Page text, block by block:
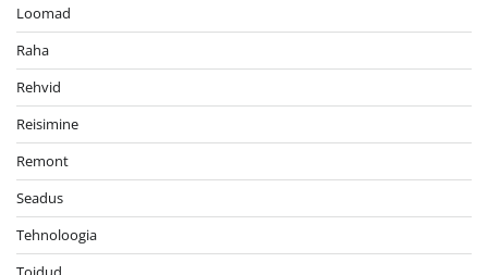
Loomad
Raha
Rehvid
Reisimine
Remont
Seadus
Tehnoloogia